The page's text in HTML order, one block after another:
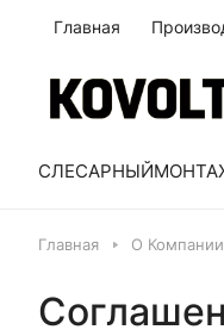
Главная
СЛЕСАРНЫЙ
Главная О Компании